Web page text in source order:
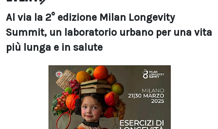
Al via la 2° edizione Milan Longevity
Summit, un laboratorio urbano per una vita
più lunga e in salute